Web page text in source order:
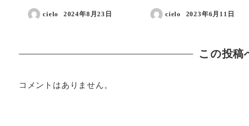
cielo
投稿日
2024年8月23日 cielo
投稿日
2023年6月11日
この投稿
コメントはありません。